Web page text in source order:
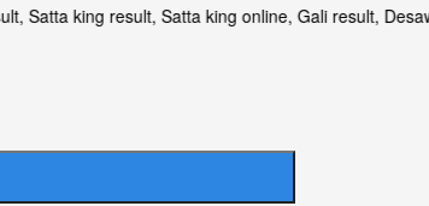
result, Satta king online, Gali result, Desawar